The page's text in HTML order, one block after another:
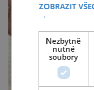
ZOBRAZIT
→
Nezbytně
nutné
soubory